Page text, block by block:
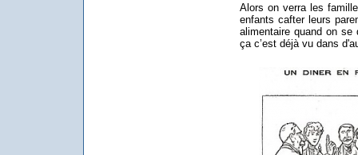
Alors on verra les
enfants cafter leurs
alimentaire quand on
ça c’est déjà vu dans